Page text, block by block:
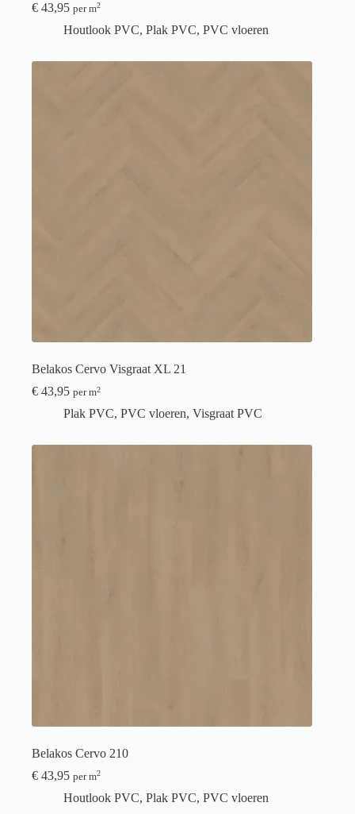
€ 43,95 per m2
Houtlook PVC, Plak PVC, PVC vloeren
Belakos Cervo Visgraat XL 21
€ 43,95 per m2
Plak PVC, PVC vloeren, Visgraat PVC
Belakos Cervo 210
€ 43,95 per m2
Houtlook PVC, Plak PVC, PVC vloeren